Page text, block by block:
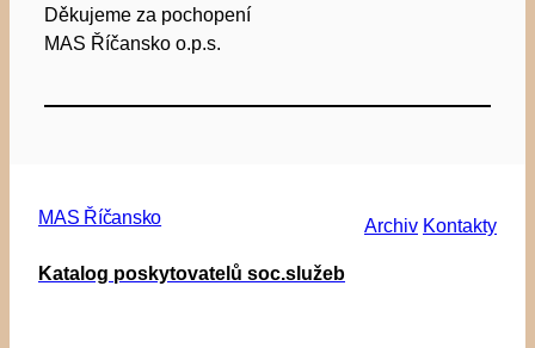
Děkujeme za pochopení
MAS Říčansko o.p.s.
MAS Říčansko Archiv Kontakty
Katalog poskytovatelů soc.služeb